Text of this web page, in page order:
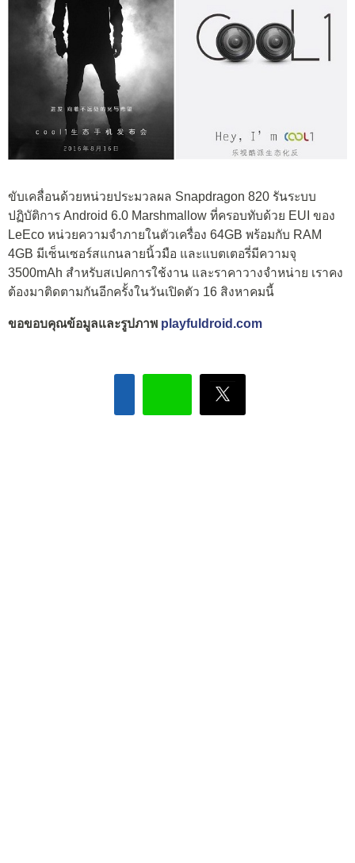
ขับเคลื่อนด้วยหน่วยประมวลผล Snapdragon 820 รันระบบ
ปฏิบัติการ Android 6.0 Marshmallow ที่ครอบทับด้วย EUI ของ
LeEco หน่วยความจำภายในตัวเครื่อง 64GB พร้อมกับ RAM
4GB มีเซ็นเซอร์สแกนลายนิ้วมือ และแบตเตอรี่มีความจุ
3500mAh สำหรับสเปคการใช้งาน และราคาวางจำหน่าย เราคง
ต้องมาติดตามกันอีกครั้งในวันเปิดตัว 16 สิงหาคมนี้
ขอขอบคุณข้อมูลและรูปภาพ playfuldroid.com